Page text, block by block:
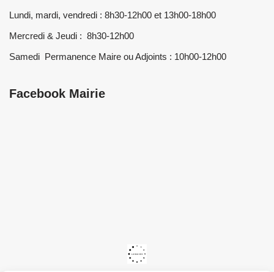
Lundi, mardi, vendredi : 8h30-12h00 et 13h00-18h00
Mercredi & Jeudi : 8h30-12h00
Samedi Permanence Maire ou Adjoints : 10h00-12h00
Facebook Mairie